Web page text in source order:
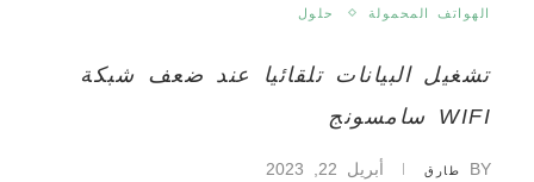
الهواتف المحمولة حلول
تشغيل البيانات تلقائيا عند ضعف شبكة
WIFI سامسونج
BY طارق أبريل 22, 2023